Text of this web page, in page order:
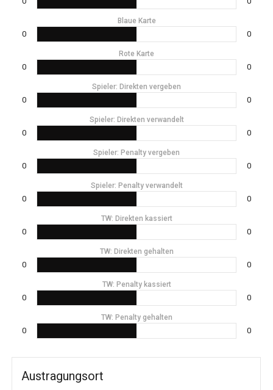
Blaue Karte
0 0
Rote Karte
0 0
Spieler: Direkten vergeben
0 0
Spieler: Direkten verwandelt
0 0
Spieler: Penalty vergeben
0 0
Spieler: Penalty verwandelt
0 0
TW: Direkten kassiert
0 0
TW: Direkten gehalten
0 0
TW: Penalty kassiert
0 0
TW: Penalty gehalten
0 0
Austragungsort